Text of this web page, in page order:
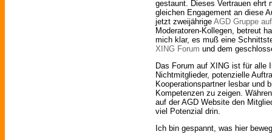
gestaunt. Dieses Vertrauen ehrt
gleichen Engagement an diese
jetzt zweijährige AGD Gruppe
Moderatoren-Kollegen, betreut
mich klar, es muß eine
XING Forum und dem
Das Forum auf XING ist für alle
Nichtmitglieder, potenzielle
Kooperationspartner lesbar und
Kompetenzen zu zeigen.
auf der AGD Website den
viel Potenzial drin.
Ich bin gespannt, was hier